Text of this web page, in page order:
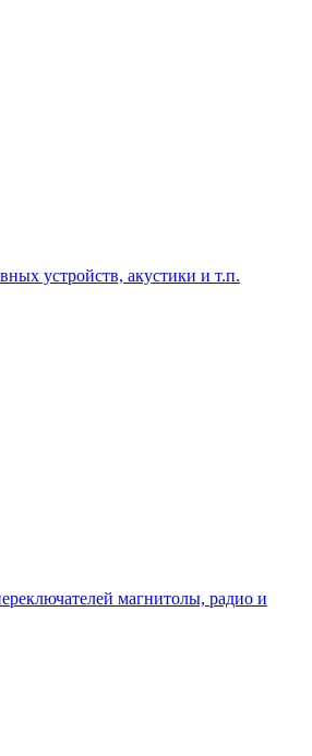
устройств, акустики и т.п.
магнитолы, радио и